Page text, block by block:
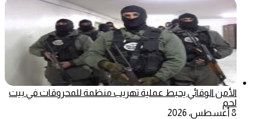
الأمن الوقائي يحبط عملية تهريب منظمة للمحروقات في بيت
لحم
8 أغسطس، 2026